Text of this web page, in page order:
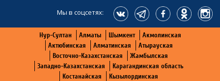
Мы в соцсетях:
Нур-Султан Алматы Шымкент
Акмолинская
Актюбинская
Алматинская
Атырауская
Восточно-Казахстанская
Жамбылская
Западно-Казахстанская
Карагандинская область
Костанайская
Кызылординская